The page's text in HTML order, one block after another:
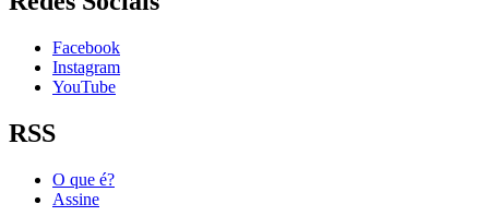
Facebook
Instagram
YouTube
RSS
O que é?
Assine